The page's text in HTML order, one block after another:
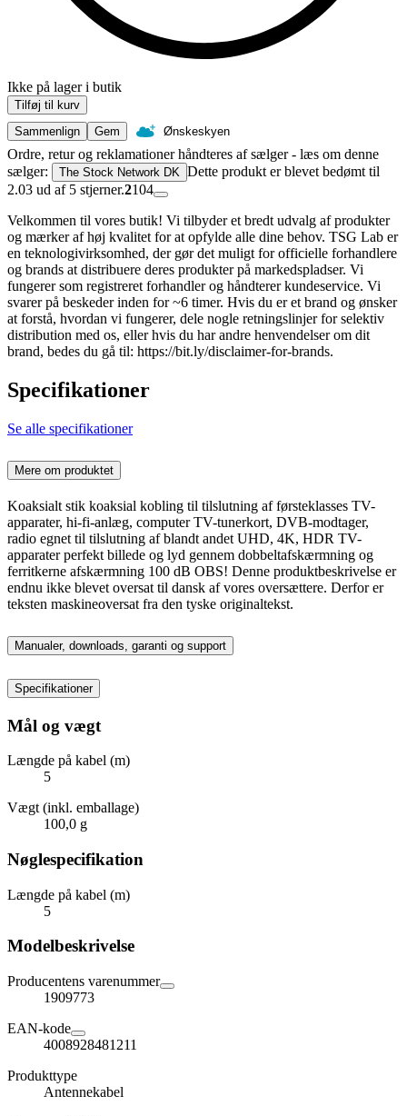
Ikke på lager i butik
Tilføj til kurv
Sammenlign
Gem Ønskeskyen
Ordre, retur og reklamationer håndteres af sælger - læs om denne
sælger:
The Stock Network DK Dette produkt er blevet bedømt til
2.03 ud af 5 stjerner.2104
Velkommen til vores butik! Vi tilbyder et bredt udvalg af produkter
og mærker af høj kvalitet for at opfylde alle dine behov. TSG Lab er
en teknologivirksomhed, der gør det muligt for officielle forhandlere
og brands at distribuere deres produkter på markedspladser. Vi
fungerer som registreret forhandler og håndterer kundeservice. Vi
svarer på beskeder inden for ~6 timer. Hvis du er et brand og ønsker
at forstå, hvordan vi fungerer, dele nogle retningslinjer for selektiv
distribution med os, eller hvis du har andre henvendelser om dit
brand, bedes du gå til: https://bit.ly/disclaimer-for-brands.
Specifikationer
Se alle specifikationer
Mere om produktet
Koaksialt stik koaksial kobling til tilslutning af førsteklasses TV-
apparater, hi-fi-anlæg, computer TV-tunerkort, DVB-modtager,
radio egnet til tilslutning af blandt andet UHD, 4K, HDR TV-
apparater perfekt billede og lyd gennem dobbeltafskærmning og
ferritkerne afskærmning 100 dB OBS! Denne produktbeskrivelse er
endnu ikke blevet oversat til dansk af vores oversættere. Derfor er
teksten maskineoversat fra den tyske originaltekst.
Manualer, downloads, garanti og support
Specifikationer
Mål og vægt
Længde på kabel (m)
5
Vægt (inkl. emballage)
100,0 g
Nøglespecifikation
Længde på kabel (m)
5
Modelbeskrivelse
Producentens varenummer
1909773
EAN-kode
4008928481211
Produkttype
Antennekabel